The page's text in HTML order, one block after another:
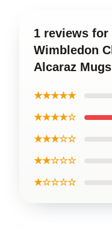
1 reviews for
Wimbledon
Alcaraz Mugs
★★★★★
★★★★☆
★★★☆☆
★★☆☆☆
★☆☆☆☆